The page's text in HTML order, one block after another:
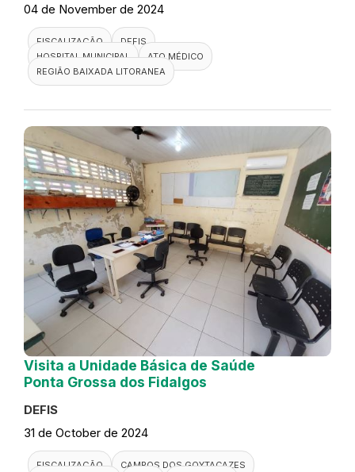
04 de November de 2024
FISCALIZAÇÃO
DEFIS
HOSPITAL MUNICIPAL
ATO MÉDICO
REGIÃO BAIXADA LITORANEA
Visita a Unidade Básica de Saúde
Ponta Grossa dos Fidalgos
DEFIS
31 de October de 2024
FISCALIZAÇÃO
CAMPOS DOS GOYTACAZES